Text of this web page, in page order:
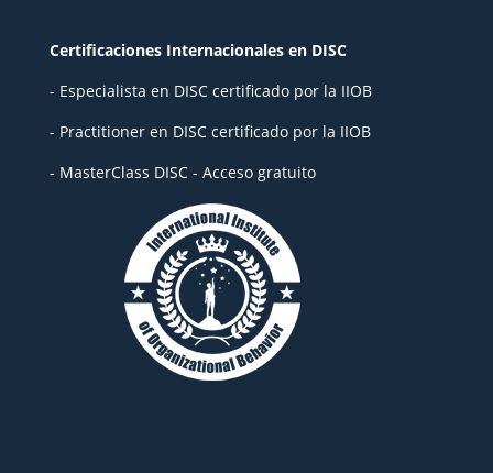
Certificaciones Internacionales en DISC
- Especialista en DISC certificado por la IIOB
- Practitioner en DISC certificado por la IIOB
- MasterClass DISC - Acceso gratuito